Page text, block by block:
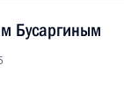
Бусаргиным